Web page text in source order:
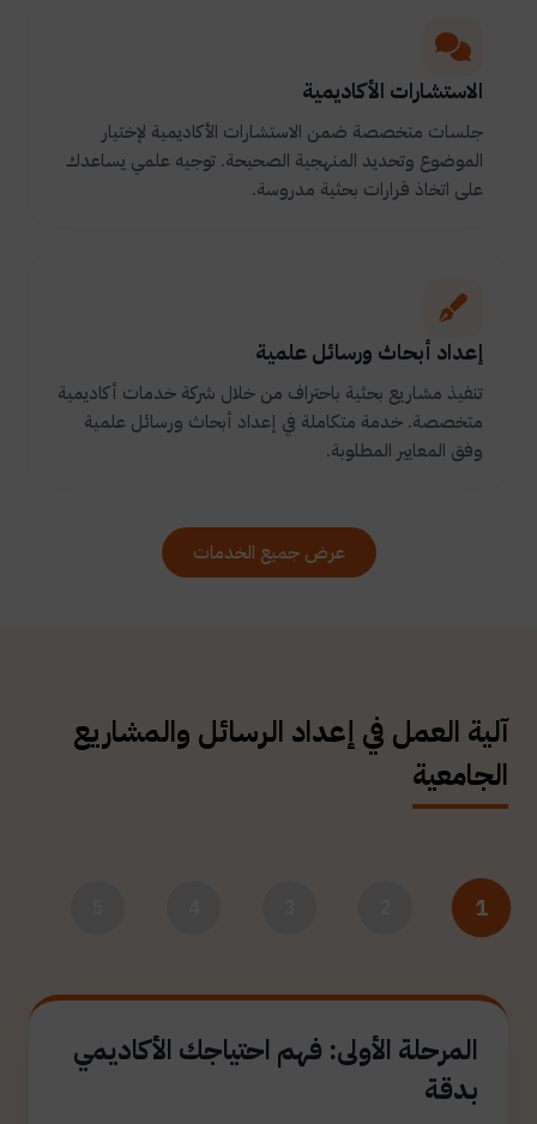
الاستشارات الأكاديمية
جلسات متخصصة ضمن الاستشارات الأكاديمية لإختيار
الموضوع وتحديد المنهجية الصحيحة. توجيه علمي يساعدك
على اتخاذ قرارات بحثية مدروسة.
إعداد أبحاث ورسائل علمية
تنفيذ مشاريع بحثية باحتراف من خلال شركة خدمات أكاديمية
متخصصة. خدمة متكاملة في إعداد أبحاث ورسائل علمية
وفق المعايير المطلوبة.
عرض جميع الخدمات
آلية العمل في إعداد الرسائل والمشاريع
الجامعية
1
المرحلة الأولى: فهم احتياجك الأكاديمي
بدقة